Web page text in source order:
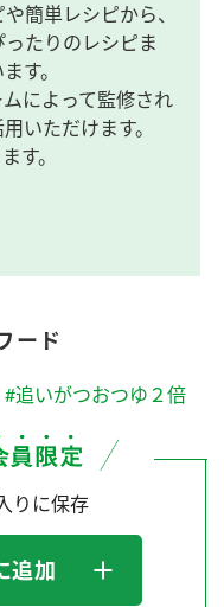
簡単レシピから、
たりのレシピま
す。
によって監修され
いただけます。
す。
ード
#追いがつおつゆ２倍
りに保存
追加